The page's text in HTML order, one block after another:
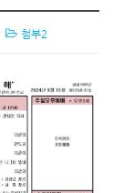
첨부2